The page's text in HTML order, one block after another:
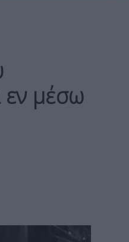
μέσω